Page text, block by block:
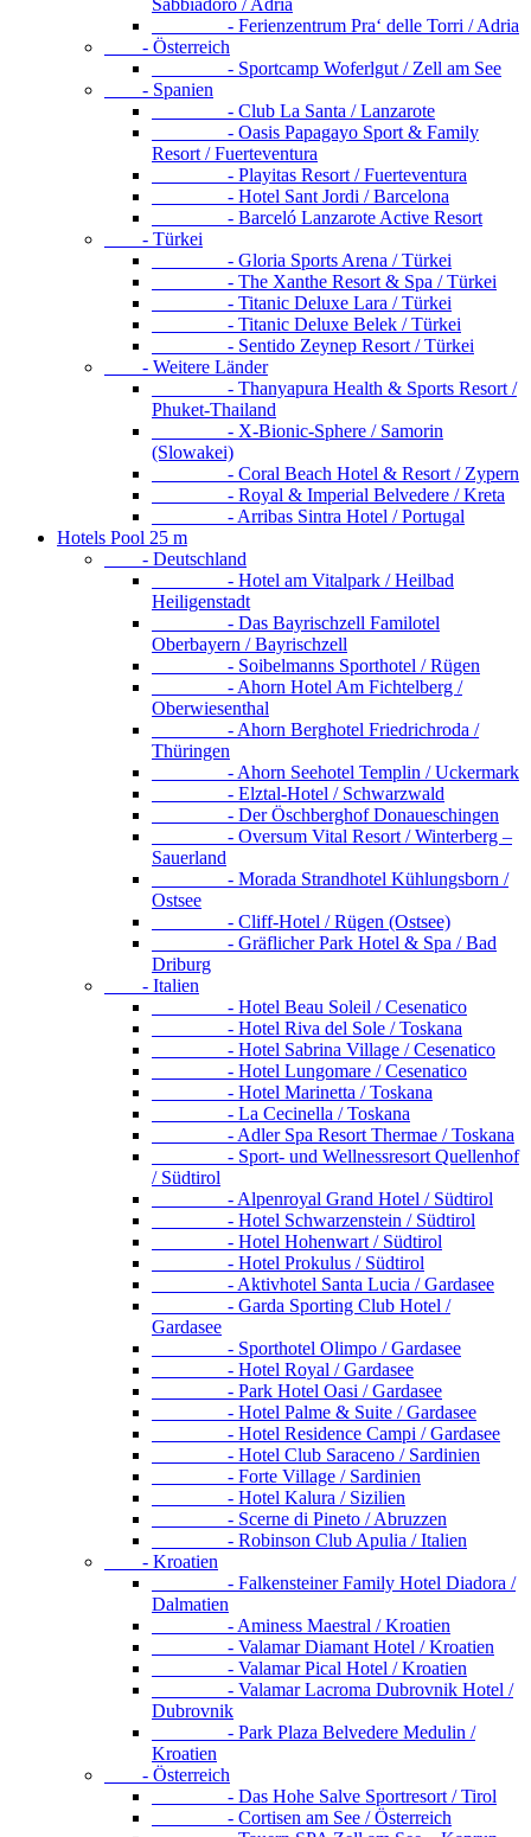
- Ferienzentrum Pra‘ delle Torri / Adria
- Österreich
- Sportcamp Woferlgut / Zell am See
- Spanien
- Club La Santa / Lanzarote
- Oasis Papagayo Sport & Family
Resort / Fuerteventura
- Playitas Resort / Fuerteventura
- Hotel Sant Jordi / Barcelona
- Barceló Lanzarote Active Resort
- Türkei
- Gloria Sports Arena / Türkei
- The Xanthe Resort & Spa / Türkei
- Titanic Deluxe Lara / Türkei
- Titanic Deluxe Belek / Türkei
- Sentido Zeynep Resort / Türkei
- Weitere Länder
- Thanyapura Health & Sports Resort /
Phuket-Thailand
- X-Bionic-Sphere / Samorin
(Slowakei)
- Coral Beach Hotel & Resort / Zypern
- Royal & Imperial Belvedere / Kreta
- Arribas Sintra Hotel / Portugal
Hotels Pool 25 m
- Deutschland
- Hotel am Vitalpark / Heilbad
Heiligenstadt
- Das Bayrischzell Familotel
Oberbayern / Bayrischzell
- Soibelmanns Sporthotel / Rügen
- Ahorn Hotel Am Fichtelberg /
Oberwiesenthal
- Ahorn Berghotel Friedrichroda /
Thüringen
- Ahorn Seehotel Templin / Uckermark
- Elztal-Hotel / Schwarzwald
- Der Öschberghof Donaueschingen
- Oversum Vital Resort / Winterberg –
Sauerland
- Morada Strandhotel Kühlungsborn /
Ostsee
- Cliff-Hotel / Rügen (Ostsee)
- Gräflicher Park Hotel & Spa / Bad
Driburg
- Italien
- Hotel Beau Soleil / Cesenatico
- Hotel Riva del Sole / Toskana
- Hotel Sabrina Village / Cesenatico
- Hotel Lungomare / Cesenatico
- Hotel Marinetta / Toskana
- La Cecinella / Toskana
- Adler Spa Resort Thermae / Toskana
- Sport- und Wellnessresort Quellenhof
/ Südtirol
- Alpenroyal Grand Hotel / Südtirol
- Hotel Schwarzenstein / Südtirol
- Hotel Hohenwart / Südtirol
- Hotel Prokulus / Südtirol
- Aktivhotel Santa Lucia / Gardasee
- Garda Sporting Club Hotel /
Gardasee
- Sporthotel Olimpo / Gardasee
- Hotel Royal / Gardasee
- Park Hotel Oasi / Gardasee
- Hotel Palme & Suite / Gardasee
- Hotel Residence Campi / Gardasee
- Hotel Club Saraceno / Sardinien
- Forte Village / Sardinien
- Hotel Kalura / Sizilien
- Scerne di Pineto / Abruzzen
- Robinson Club Apulia / Italien
- Kroatien
- Falkensteiner Family Hotel Diadora /
Dalmatien
- Aminess Maestral / Kroatien
- Valamar Diamant Hotel / Kroatien
- Valamar Pical Hotel / Kroatien
- Valamar Lacroma Dubrovnik Hotel /
Dubrovnik
- Park Plaza Belvedere Medulin /
Kroatien
- Österreich
- Das Hohe Salve Sportresort / Tirol
- Cortisen am See / Österreich